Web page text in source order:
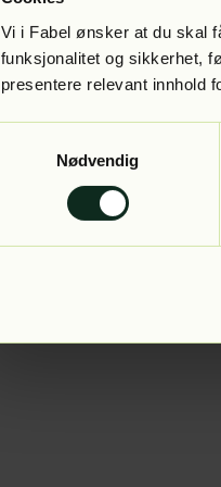
Vi i Fabel ønsker at du skal
funksjonalitet og sikkerhet,
presentere relevant innhold
Nødvendig
Application